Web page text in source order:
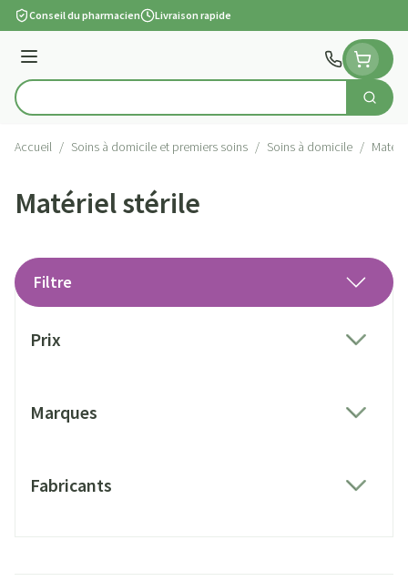
Aller au contenu
Conseil du pharmacien Livraison rapide
Menu
Rechercher
Accueil / Soins à domicile et premiers soins / Soins à domicile /
Matériel stérile
Filtre
Prix
Marques
Fabricants